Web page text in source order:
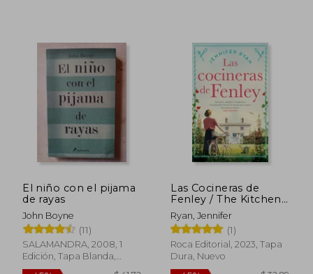
El niño con el pijama
de rayas
John Boyne
(11)
SALAMANDRA, 2008, 1
Edición, Tapa Blanda,
Nuevo
Las Cocineras de
Fenley / The Kitchen
Front
Ryan, Jennifer
(1)
Roca Editorial, 2023, Tapa
Dura, Nuevo